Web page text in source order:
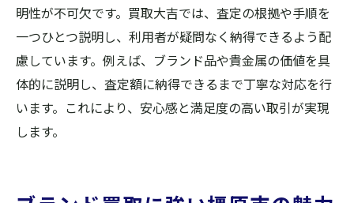
明性が不可欠です。買取大吉では、査定の根拠や手順を
一つひとつ説明し、利用者が疑問なく納得できるよう配
慮しています。例えば、ブランド品や貴金属の価値を具
体的に説明し、査定額に納得できるまで丁寧な対応を行
います。これにより、安心感と満足度の高い取引が実現
します。